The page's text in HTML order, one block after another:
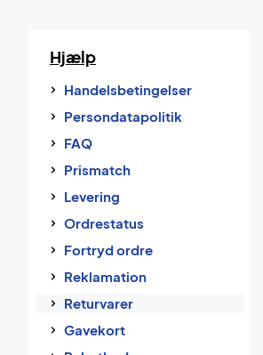
Hjælp
Handelsbetingelser
Persondatapolitik
FAQ
Prismatch
Levering
Ordrestatus
Fortryd ordre
Reklamation
Returvarer
Gavekort